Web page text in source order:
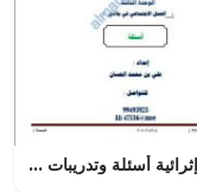
مذكرة إثرائية أسئلة وتدريبات في الوحدة الثالثة (العمل الاجتماعي في بلادي) (اجتماعيات) الخامس